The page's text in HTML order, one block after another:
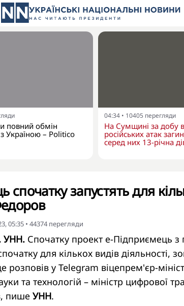
повний обмін
Україною – Politico
04:34 • 10405 перегляди
На Сумщині за добу
російських атак
серед них 13-річна
спочатку запустять для
05:35 • 44374 перегляди
УНН. Спочатку проект е-Підприємець з
для кількох видів діяльності,
розповів у Telegram віцепрем'єр-
та технологій – міністр цифрової
пише УНН.